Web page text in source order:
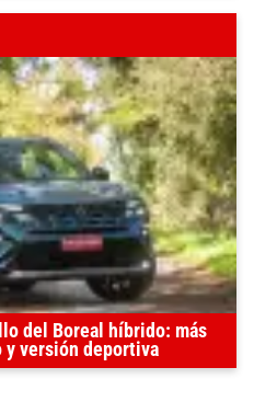
del Boreal híbrido: más
versión deportiva